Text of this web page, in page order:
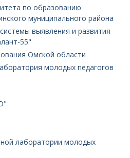
по образованию
муниципального района
выявления и развития
55"
Омской области
молодых педагогов
лаборатории молодых